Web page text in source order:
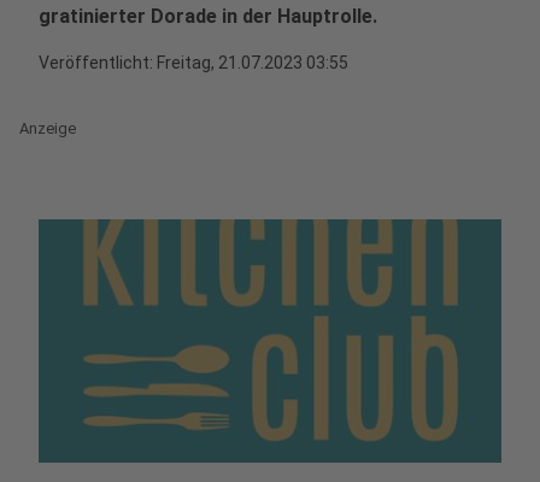
gratinierter Dorade in der Hauptrolle.
Veröffentlicht: Freitag, 21.07.2023 03:55
Anzeige